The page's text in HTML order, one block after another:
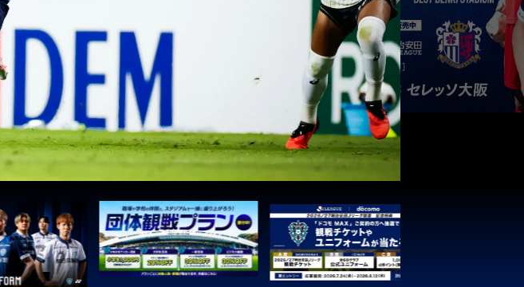
鹿島 0 0
1
3
Ｇ大阪 0 0
5
柏 3 0 0
5
Ｃ大阪 3 1 0 0
5
長崎 3 1 0 0
8
清水 3 1 0 0